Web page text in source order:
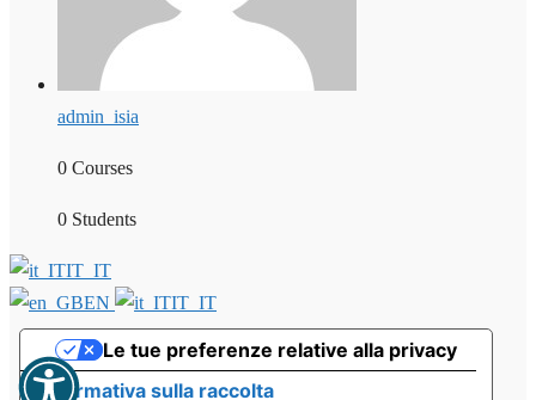
admin_isia
0 Courses
0 Students
IT_IT
EN
IT_IT
Informativa sulla raccolta
Le tue preferenze relative alla privacy